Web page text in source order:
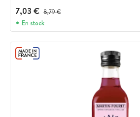
7,03 € Prix avant réduction :
8,79 €
En stock